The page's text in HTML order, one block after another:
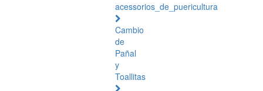
acessorios_de_puericultura
Cambio
de
Pañal
y
Toallitas